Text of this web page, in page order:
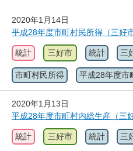
2020年1月14日
平成28年度市町村民所得（三好市
統計 三好市 統計 三
市町村民所得 平成28年度市
2020年1月13日
平成28年度市町村内総生産（三好
統計 三好市 統計 三